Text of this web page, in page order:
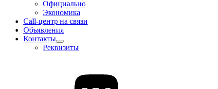
Официально
Экономика
Call-центр на связи
Объявления
Контакты
Реквизиты